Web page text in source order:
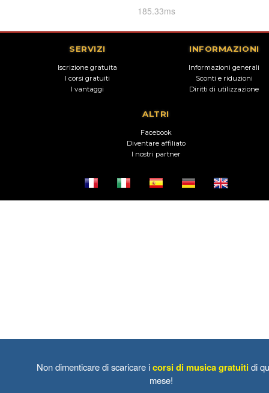
185.33ms
SERVIZI
Iscrizione gratuita
I corsi gratuiti
I vantaggi
INFORMAZIONI
Informazioni generali
Sconti e riduzioni
Diritti di utilizzazione
ALTRI
Facebook
Diventare affiliato
I nostri partner
Non dimenticare di scaricare icorsi di musica gratuiti di
mese!